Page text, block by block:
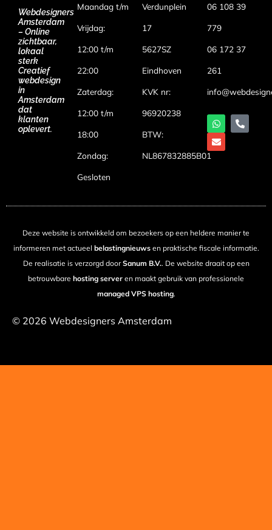
Webdesigners
Amsterdam
– Online
zichtbaar,
lokaal
sterk
Creatief
webdesign
in
Amsterdam
dat
klanten
oplevert.
Maandag t/m
Vrijdag:
12:00 t/m
22:00
Zaterdag:
12:00 t/m
18:00
Zondag:
Gesloten
Verdunplein
17
5627SZ
Eindhoven
KVK nr:
96920238
BTW:
NL867832885B01
06 108 39
779
06 172 37
261
Deze website is ontwikkeld om bezoekers op een heldere manier te
informeren met actueel belastingnieuwsen praktische fiscale informatie.
De realisatie is verzorgd doorSanum B.V.. De website draait op een
betrouwbare hosting server en maakt gebruik van professionele
managed VPS hosting.
© 2026 Webdesigners Amsterdam